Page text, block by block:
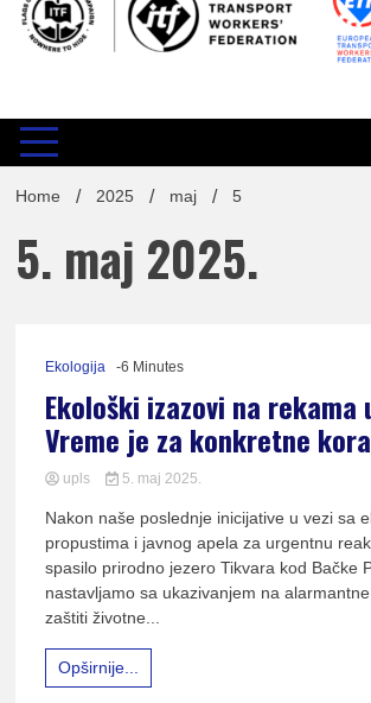
Home 2025 maj 5
5. maj 2025.
Ekologija -6 Minutes
Ekološki izazovi na rekama
Vreme je za konkretne
upls
5. maj 2025.
Comment
on
Ekološki
izazovi
na
Nakon naše poslednje inicijative u vezi sa
propustima i javnog apela za urgentnu
spasilo prirodno jezero Tikvara kod Bačke
nastavljamo sa ukazivanjem na
zaštiti životne...
Opširnije...